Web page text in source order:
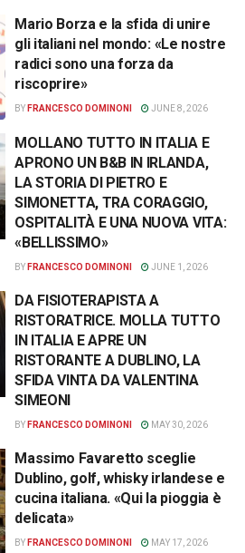
Mario Borza e la sfida di unire
gli italiani nel mondo: «Le nostre
radici sono una forza da
riscoprire»
BY FRANCESCO DOMINONI JUNE 8, 2026
MOLLANO TUTTO IN ITALIA E
APRONO UN B&B IN IRLANDA,
LA STORIA DI PIETRO E
SIMONETTA, TRA CORAGGIO,
OSPITALITÀ E UNA NUOVA VITA:
«BELLISSIMO»
BY FRANCESCO DOMINONI JUNE 1, 2026
DA FISIOTERAPISTA A
RISTORATRICE. MOLLA TUTTO
IN ITALIA E APRE UN
RISTORANTE A DUBLINO, LA
SFIDA VINTA DA VALENTINA
SIMEONI
BY FRANCESCO DOMINONI MAY 30, 2026
Massimo Favaretto sceglie
Dublino, golf, whisky irlandese e
cucina italiana. «Qui la pioggia è
delicata»
BY FRANCESCO DOMINONI MAY 17, 2026